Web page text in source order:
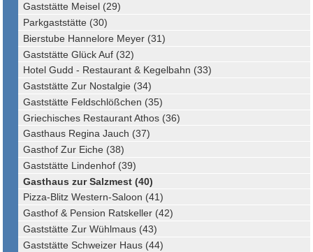
Gaststätte Meisel (29)
Parkgaststätte (30)
Bierstube Hannelore Meyer (31)
Gaststätte Glück Auf (32)
Hotel Gudd - Restaurant & Kegelbahn (33)
Gaststätte Zur Nostalgie (34)
Gaststätte Feldschlößchen (35)
Griechisches Restaurant Athos (36)
Gasthaus Regina Jauch (37)
Gasthof Zur Eiche (38)
Gaststätte Lindenhof (39)
Gasthaus zur Salzmest (40)
Pizza-Blitz Western-Saloon (41)
Gasthof & Pension Ratskeller (42)
Gaststätte Zur Wühlmaus (43)
Gaststätte Schweizer Haus (44)